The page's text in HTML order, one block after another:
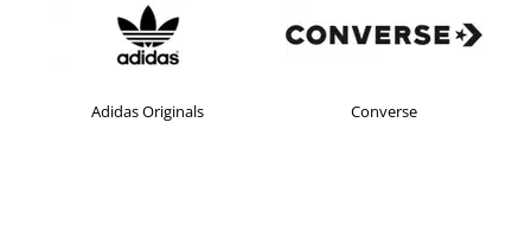
Adidas Originals Converse